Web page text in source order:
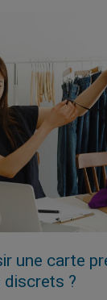
une carte
?